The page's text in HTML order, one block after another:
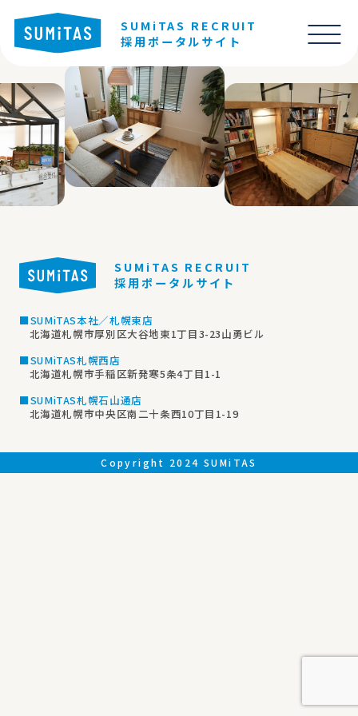
SUMiTAS RECRUIT
採用ポータルサイト
SUMiTAS RECRUIT
採用ポータルサイト
■SUMiTAS本社／札幌東店
北海道札幌市厚別区大谷地東1丁目3-23山勇ビル
■SUMiTAS札幌西店
北海道札幌市手稲区新発寒5条4丁目1-1
■SUMiTAS札幌石山通店
北海道札幌市中央区南二十条西10丁目1-19
Copyright 2024 SUMiTAS